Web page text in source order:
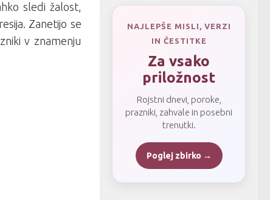
sledi žalost,
Zanetijo se
v znamenju
NAJLEPŠE MISLI, VERZI
IN ČESTITKE
Za vsako
priložnost
Rojstni dnevi, poroke,
prazniki, zahvale in posebni
trenutki.
Poglej zbirko →